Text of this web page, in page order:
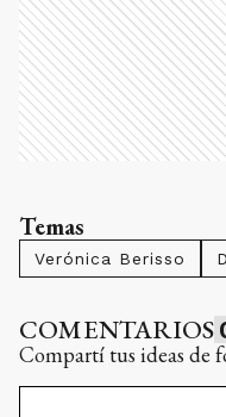
Temas
Verónica Berisso
COMENTARIOS
Compartí tus ideas de